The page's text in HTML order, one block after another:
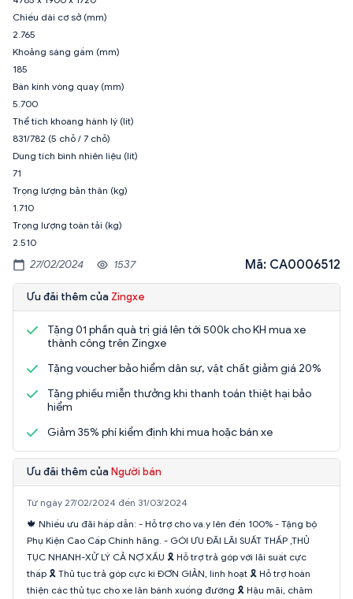
Chiều dài cơ sở (mm)
2.765
Khoảng sáng gầm (mm)
185
Bán kính vòng quay (mm)
5.700
Thể tích khoang hành lý (lít)
831/782 (5 chỗ / 7 chỗ)
Dung tích bình nhiên liệu (lít)
71
Trọng lượng bản thân (kg)
1.710
Trọng lượng toàn tải (kg)
2.510
27/02/2024 1537 Mã: CA0006512
Ưu đãi thêm của Zingxe
Tặng 01 phần quà trị giá lên tới 500k cho KH mua xe
thành công trên Zingxe
Tặng voucher bảo hiểm dân sự, vật chất giảm giá 20%
Tặng phiếu miễn thưởng khi thanh toán thiệt hại bảo
hiểm
Giảm 35% phí kiểm định khi mua hoặc bán xe
Ưu đãi thêm của Người bán
Từ ngày 27/02/2024 đến 31/03/2024
🍁 Nhiều ưu đãi hấp dẫn: - Hỗ trợ cho va.y lên đến 100% - Tặng bộ
Phụ Kiện Cao Cấp Chính hãng. - GÓI ƯU ĐÃI LÃI SUẤT THẤP ,THỦ
TỤC NHANH-XỬ LÝ CẢ NỢ XẤU 🎗️ Hỗ trợ trả góp với lãi suất cực
thấp 🎗️ Thủ tục trả góp cực kì ĐƠN GIẢN, linh hoạt 🎗️ Hỗ trợ hoàn
thiện các thủ tục cho xe lăn bánh xuống đường 🎗️ Hậu mãi, chăm